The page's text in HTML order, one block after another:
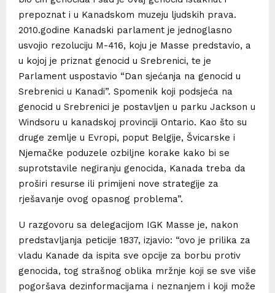
prepoznat i u Kanadskom muzeju ljudskih prava.
2010.godine Kanadski parlament je jednoglasno
usvojio rezoluciju M-416, koju je Masse predstavio, a
u kojoj je priznat genocid u Srebrenici, te je
Parlament uspostavio “Dan sjećanja na genocid u
Srebrenici u Kanadi”. Spomenik koji podsjeća na
genocid u Srebrenici je postavljen u parku Jackson u
Windsoru u kanadskoj provinciji Ontario. Kao što su
druge zemlje u Evropi, poput Belgije, Švicarske i
Njemačke poduzele ozbiljne korake kako bi se
suprotstavile negiranju genocida, Kanada treba da
proširi resurse ili primijeni nove strategije za
rješavanje ovog opasnog problema”.
U razgovoru sa delegacijom IGK Masse je, nakon
predstavljanja peticije 1837, izjavio: “ovo je prilika za
vladu Kanade da ispita sve opcije za borbu protiv
genocida, tog strašnog oblika mržnje koji se sve više
pogoršava dezinformacijama i neznanjem i koji može